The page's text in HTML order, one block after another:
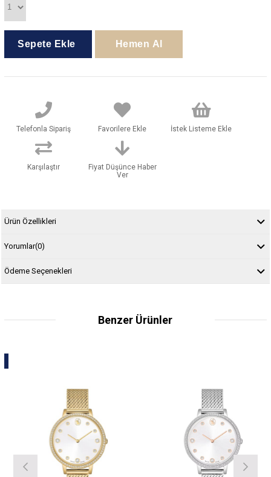
Telefonla Sipariş Favorilere Ekle İstek Listeme Ekle
Karşılaştır
Fiyat Düşünce Haber
Ver
Ürün Özellikleri
Yorumlar(0)
Ödeme Seçenekleri
Benzer Ürünler